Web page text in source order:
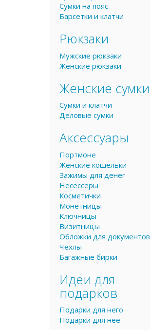
Сумки на пояс
Барсетки и клатчи
Рюкзаки
Мужские рюкзаки
Женские рюкзаки
Женские сумки
Сумки и клатчи
Деловые сумки
Аксессуары
Портмоне
Женские кошельки
Зажимы для денег
Несессеры
Косметички
Монетницы
Ключницы
Визитницы
Обложки для документов
Чехлы
Багажные бирки
Идеи для
подарков
Подарки для него
Подарки для нее